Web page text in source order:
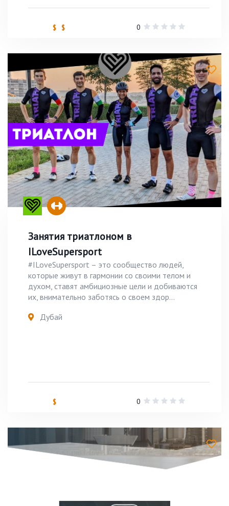
$ $ 0
Занятия триатлоном в
ILoveSupersport
#ILoveSupersport – это сообщество людей,
которые живут в гармонии со своими телом и
духом, ставят амбициозные цели и добиваются
их, внимательно заботясь о своем здор...
Дубай
$ 0